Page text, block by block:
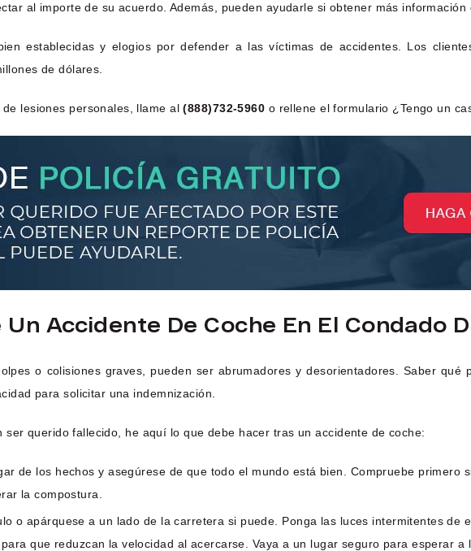
al importe de su acuerdo. Además, pueden ayudarle si obtener más información
establecidas y elogios por defender a las víctimas de accidentes. Los
de dólares.
lesiones personales, llame al(888)732-5960 o rellene el formulario ¿Tengo un
Accidente De Coche En El Condado
o colisiones graves, pueden ser abrumadores y desorientadores. Saber qué
para solicitar una indemnización.
querido fallecido, he aquí lo que debe hacer tras un accidente de coche:
de los hechos y asegúrese de que todo el mundo está bien. Compruebe primero
la compostura.
o apárquese a un lado de la carretera si puede. Ponga las luces intermitentes de
que reduzcan la velocidad al acercarse. Vaya a un lugar seguro para esperar a